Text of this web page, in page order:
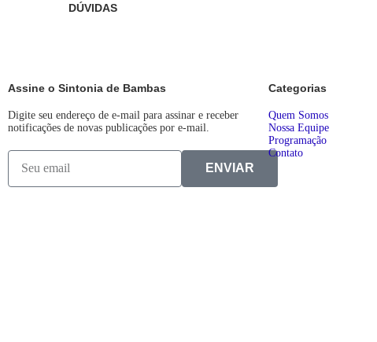
DÚVIDAS
Assine o Sintonia de Bambas
Digite seu endereço de e-mail para assinar e receber
notificações de novas publicações por e-mail.
ENVIAR
Categorias
Quem Somos
Nossa Equipe
Programação
Contato